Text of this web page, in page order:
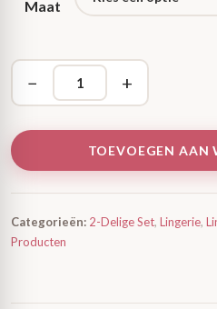
Maat
− +
TOEVOEGEN AAN
Categorieën: 2-Delige Set, Lingerie,
Producten